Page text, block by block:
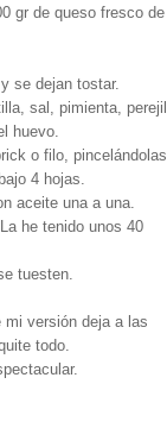
gr de queso fresco de
se dejan tostar.
sal, pimienta, perejil
huevo.
o filo, pincelándolas
4 hojas.
aceite una a una.
he tenido unos 40
tuesten.
mi versión deja a las
todo.